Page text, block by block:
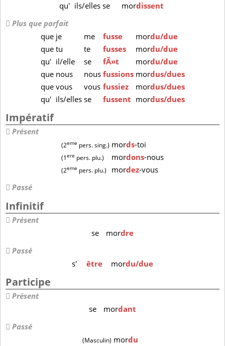
qu' ils/elles se mordissent
Plus que parfait
que je me fusse mordu/due
que tu te fusses mordu/due
qu' il/elle se fÃ»t mordu/due
que nous nous fussions mordus/dues
que vous vous fussiez mordus/dues
qu' ils/elles se fussent mordus/dues
Impératif
Présent
(2eme pers. sing.) mords-toi
(1ere pers. plu.) mordons-nous
(2eme pers. plu.) mordez-vous
Passé
Infinitif
Présent
se
mordre
Passé
s'
être mordu/due
Participe
Présent
se
mordant
Passé
(Masculin) mordu